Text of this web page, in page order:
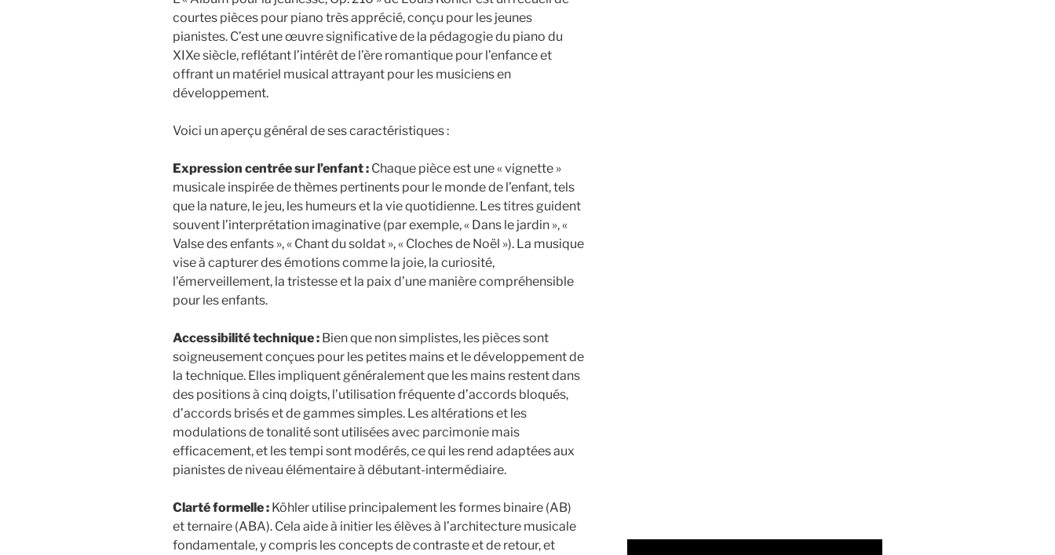
courtes pièces pour piano très apprécié, conçu pour les jeunes
pianistes. C’est une œuvre significative de la pédagogie du piano du
XIXe siècle, reflétant l’intérêt de l’ère romantique pour l’enfance et
offrant un matériel musical attrayant pour les musiciens en
développement.
Voici un aperçu général de ses caractéristiques :
Expression centrée sur l’enfant : Chaque pièce est une « vignette »
musicale inspirée de thèmes pertinents pour le monde de l’enfant, tels
que la nature, le jeu, les humeurs et la vie quotidienne. Les titres guident
souvent l’interprétation imaginative (par exemple, « Dans le jardin », «
Valse des enfants », « Chant du soldat », « Cloches de Noël »). La musique
vise à capturer des émotions comme la joie, la curiosité,
l’émerveillement, la tristesse et la paix d’une manière compréhensible
pour les enfants.
Accessibilité technique : Bien que non simplistes, les pièces sont
soigneusement conçues pour les petites mains et le développement de
la technique. Elles impliquent généralement que les mains restent dans
des positions à cinq doigts, l’utilisation fréquente d’accords bloqués,
d’accords brisés et de gammes simples. Les altérations et les
modulations de tonalité sont utilisées avec parcimonie mais
efficacement, et les tempi sont modérés, ce qui les rend adaptées aux
pianistes de niveau élémentaire à débutant-intermédiaire.
Clarté formelle : Köhler utilise principalement les formes binaire (AB)
et ternaire (ABA). Cela aide à initier les élèves à l’architecture musicale
fondamentale, y compris les concepts de contraste et de retour, et